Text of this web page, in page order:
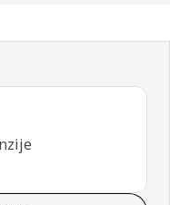
od 5 zvjezdica. Ukupno